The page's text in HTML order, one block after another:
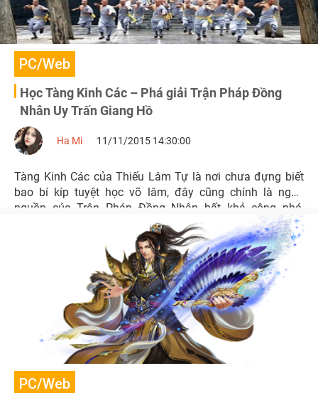
PC/Web
Học Tàng Kinh Các – Phá giải Trận Pháp Đồng
Nhân Uy Trấn Giang Hồ
Ha Mi 11/11/2015 14:30:00
Tàng Kinh Các của Thiếu Lâm Tự là nơi chưa đựng biết
bao bí kíp tuyệt học võ lâm, đây cũng chính là ngọn
nguồn của Trận Pháp Đồng Nhân bất khả công phá,
PC/Web